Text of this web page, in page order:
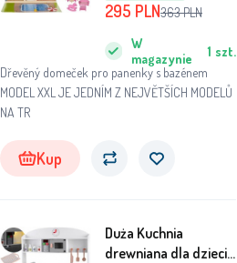
Dřevěný domeček pro panenky s bazénem
MODEL XXL JE JEDNÍM Z NEJVĚTŠÍCH MODELŮ
NA TR
W
magazynie
1 szt.
295 PLN363PLN
Kup
Duża Kuchnia
drewniana dla dzieci